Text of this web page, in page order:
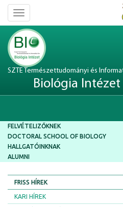
Toggle
navigation
SZTE Természettudományi és
Biológia Intézet
FELVÉTELIZŐKNEK
DOCTORAL SCHOOL OF BIOLOGY
HALLGATÓINKNAK
ALUMNI
FRISS HÍREK
KARI HÍREK